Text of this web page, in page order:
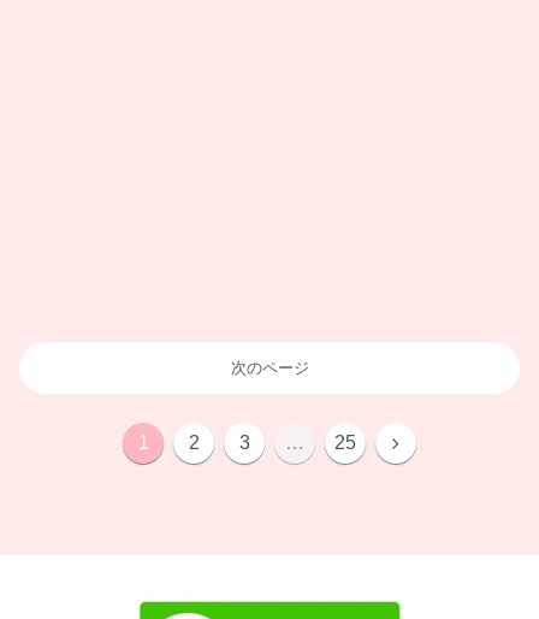
次のページ
1 2 3 … 25
次